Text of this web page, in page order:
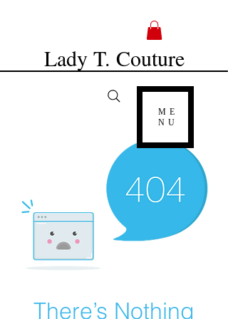
Lady T. Couture
ME
NU
There’s Nothing